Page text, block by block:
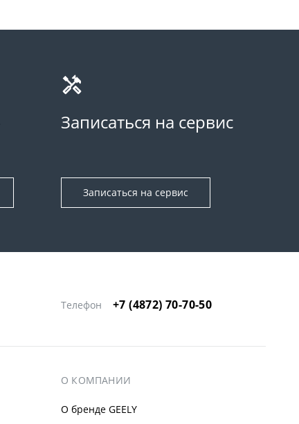
Записаться на сервис
Записаться на сервис
Телефон +7 (4872) 70-70-50
О КОМПАНИИ
О бренде GEELY